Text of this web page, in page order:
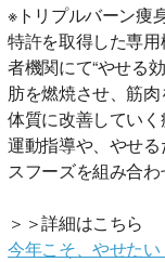
※トリプルバーン痩
特許を取得した専
者機関にて“やせる
肪を燃焼させ、筋
体質に改善してい
運動指導や、やせ
スフーズを組み合わ
＞＞詳細はこちら
今年こそ、やせた